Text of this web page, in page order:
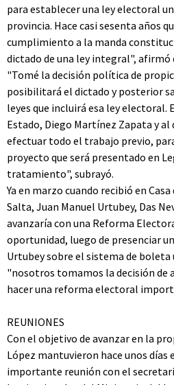
para establecer una ley electoral
provincia. Hace casi sesenta años
cumplimiento a la manda
dictado de una ley integral", afirmó
"Tomé la decisión política de
posibilitará el dictado y posterior
leyes que incluirá esa ley electoral.
Estado, Diego Martínez Zapata y al
efectuar todo el trabajo previo,
proyecto que será presentado en
tratamiento", subrayó.
Ya en marzo cuando recibió en
Salta, Juan Manuel Urtubey, Das
avanzaría con una Reforma
oportunidad, luego de presenciar
Urtubey sobre el sistema de
"nosotros tomamos la decisión de
hacer una reforma electoral
REUNIONES
Con el objetivo de avanzar en la
López mantuvieron hace unos días
importante reunión con el